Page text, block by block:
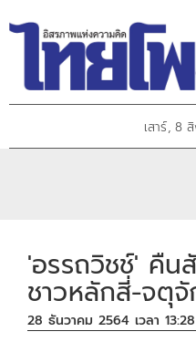
เสาร์, 8
'อรรถวิชช์' คืน
ชาวหลักสี่-จตุจั
28 ธันวาคม 2564 เวลา